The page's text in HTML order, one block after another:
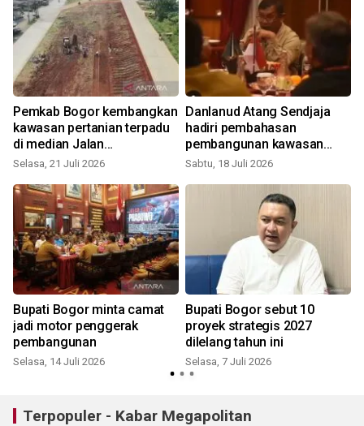
Pemkab Bogor kembangkan
kawasan pertanian terpadu
di median Jalan
Bojonggede-Kemang
Selasa, 21 Juli 2026
Danlanud Atang Sendjaja
hadiri pembahasan
pembangunan kawasan
ketahanan pangan Bomang
Sabtu, 18 Juli 2026
Bupati Bogor minta camat
jadi motor penggerak
pembangunan
Selasa, 14 Juli 2026
Bupati Bogor sebut 10
proyek strategis 2027
dilelang tahun ini
Selasa, 7 Juli 2026
Terpopuler - Kabar Megapolitan